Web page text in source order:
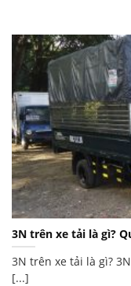
3N trên xe tải là gì?
3N trên xe tải là gì?
[...]